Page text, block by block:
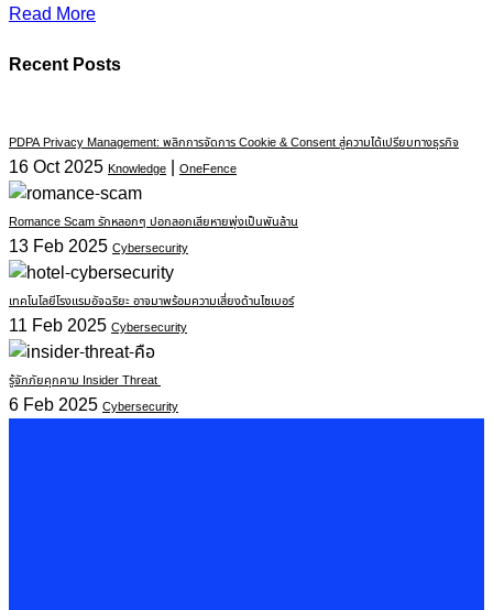
Read More
Recent Posts
PDPA Privacy Management: พลิกการจัดการ Cookie & Consent สู่ความได้เปรียบทางธุรกิจ
16 Oct 2025 Knowledge | OneFence
Romance Scam รักหลอกๆ ปอกลอกเสียหายพุ่งเป็นพันล้าน
13 Feb 2025 Cybersecurity
เทคโนโลยีโรงแรมอัจฉริยะ อาจมาพร้อมความเสี่ยงด้านไซเบอร์
11 Feb 2025 Cybersecurity
รู้จักภัยคุกคาม Insider Threat
6 Feb 2025 Cybersecurity